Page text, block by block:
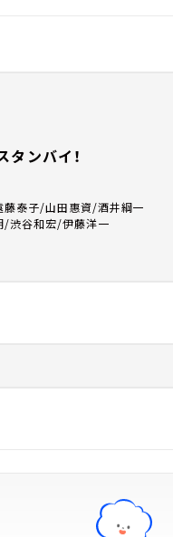
タンバイ！
藤泰子/山田惠資/酒井綱一
/渋谷和宏/伊藤洋一